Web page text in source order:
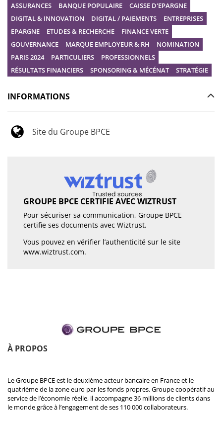
ASSURANCES BANQUE POPULAIRE
CAISSE D'EPARGNE
DIGITAL & INNOVATION
DIGITAL / PAIEMENTS
ENTREPRISES
EPARGNE
ETUDES & RECHERCHE
FINANCE VERTE
GOUVERNANCE
MARQUE EMPLOYEUR & RH
NOMINATION
PARIS 2024
PARTICULIERS
PROFESSIONNELS
RÉSULTATS FINANCIERS
SPONSORING & MÉCÉNAT STRATÉGIE
INFORMATIONS
Site du Groupe BPCE
GROUPE BPCE CERTIFIE AVEC WIZTRUST
Pour sécuriser sa communication, Groupe BPCE
certifie ses documents avec Wiztrust.
Vous pouvez en vérifier l’authenticité sur le site
www.wiztrust.com.
À PROPOS
Le Groupe BPCE est le deuxième acteur bancaire en France et le
quatrième de la zone euro par les fonds propres. Groupe coopératif au
service de l’économie réelle, il accompagne 36 millions de clients dans
le monde grâce à l’engagement de ses 110 000 collaborateurs.